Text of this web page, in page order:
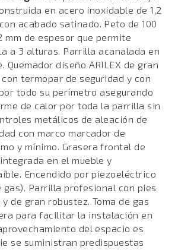
en acero inoxidable de 1,2
acabado satinado. Peto de 100
mm de espesor que permite
a 3 alturas. Parrilla acanalada en
Quemador diseño ARILEX de gran
termopar de seguridad y con
todo su perímetro asegurando
de calor por toda la parrilla sin
metálicos de aleación de
con marco marcador de
y mínimo. Grasera frontal de
en el mueble y
Encendido por piezoeléctrico
gas). Parrilla profesional con pies
de gran robustez. Toma de gas
para facilitar la instalación en
del espacio es
se suministran predispuestas